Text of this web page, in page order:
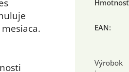
Hmotnosť
EAN:
Výrobok